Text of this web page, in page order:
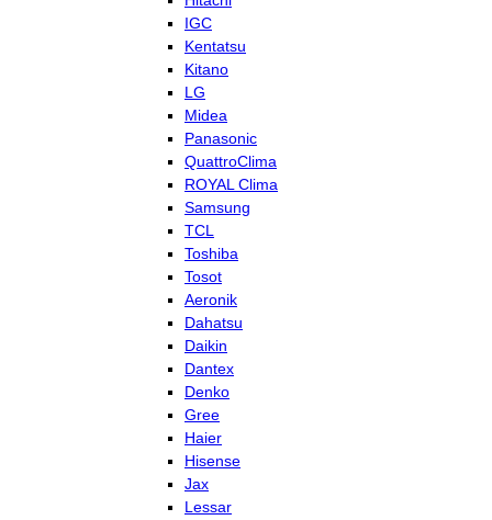
IGC
Kentatsu
Kitano
LG
Midea
Panasonic
QuattroClima
ROYAL Clima
Samsung
TCL
Toshiba
Tosot
Aeronik
Dahatsu
Daikin
Dantex
Denko
Gree
Haier
Hisense
Jax
Lessar